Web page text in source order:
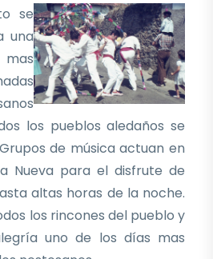
se
una
los pueblos aledaños se
de música actuan en
Nueva para el disfrute de
altas horas de la noche.
los rincones del pueblo y
uno de los días mas